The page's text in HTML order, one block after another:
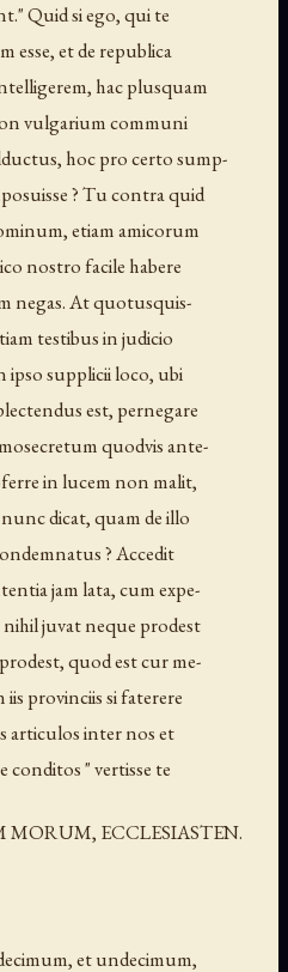
Quid si ego, qui te
esse, et de republica
hac plusquam
vulgarium communi
hoc pro certo sump-
? Tu contra quid
etiam amicorum
nostro facile habere
negas. At quotusquis-
testibus in judicio
ipso supplicii loco, ubi
est, pernegare
quodvis ante-
in lucem non malit,
dicat, quam de illo
? Accedit
jam lata, cum expe-
juvat neque prodest
quod est cur me-
provinciis si faterere
articulos inter nos et
conditos " vertisse te
ECCLESIASTEN.
et undecimum,